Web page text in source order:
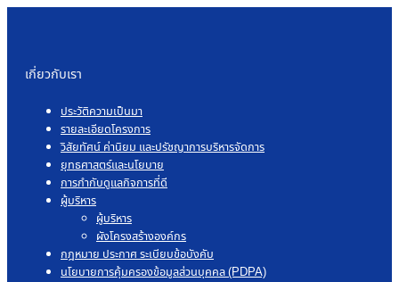
เกี่ยวกับเรา
ประวัติความเป็นมา
รายละเอียดโครงการ
วิสัยทัศน์ ค่านิยม และปรัชญาการบริหารจัดการ
ยุทธศาสตร์และนโยบาย
การกำกับดูแลกิจการที่ดี
ผู้บริหาร
ผู้บริหาร
ผังโครงสร้างองค์กร
กฎหมาย ประกาศ ระเบียบข้อบังคับ
นโยบายการคุ้มครองข้อมูลส่วนบุคคล (PDPA)